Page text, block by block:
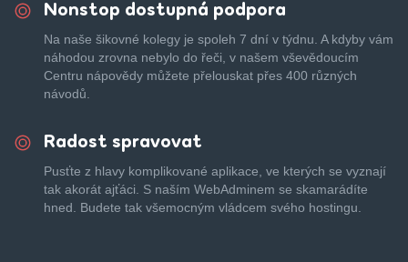
Nonstop dostupná podpora
Na naše šikovné kolegy je spoleh 7 dní v týdnu. A kdyby vám
náhodou zrovna nebylo do řeči, v našem vševědoucím
Centru nápovědy můžete přelouskat přes 400 různých
návodů.
Radost spravovat
Pusťte z hlavy komplikované aplikace, ve kterých se vyznají
tak akorát ajťáci. S naším WebAdminem se skamarádíte
hned. Budete tak všemocným vládcem svého hostingu.